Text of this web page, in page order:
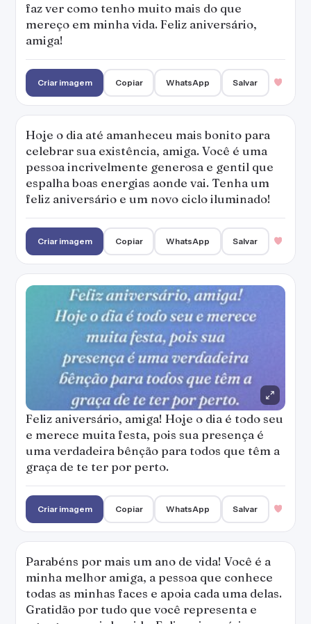
faz ver como tenho muito mais do que
mereço em minha vida. Feliz aniversário,
amiga!
Criar imagem Copiar WhatsApp Salvar
Hoje o dia até amanheceu mais bonito para
celebrar sua existência, amiga. Você é uma
pessoa incrivelmente generosa e gentil que
espalha boas energias aonde vai. Tenha um
feliz aniversário e um novo ciclo iluminado!
Criar imagem Copiar WhatsApp Salvar
Feliz aniversário, amiga! Hoje o dia é todo seu
e merece muita festa, pois sua presença é
uma verdadeira bênção para todos que têm a
graça de te ter por perto.
Criar imagem Copiar WhatsApp Salvar
Parabéns por mais um ano de vida! Você é a
minha melhor amiga, a pessoa que conhece
todas as minhas faces e apoia cada uma delas.
Gratidão por tudo que você representa e